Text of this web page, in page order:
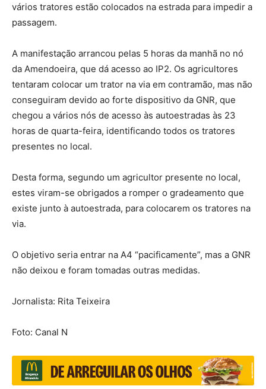
vários tratores estão colocados na estrada para impedir a
passagem.
A manifestação arrancou pelas 5 horas da manhã no nó
da Amendoeira, que dá acesso ao IP2. Os agricultores
tentaram colocar um trator na via em contramão, mas não
conseguiram devido ao forte dispositivo da GNR, que
chegou a vários nós de acesso às autoestradas às 23
horas de quarta-feira, identificando todos os tratores
presentes no local.
Desta forma, segundo um agricultor presente no local,
estes viram-se obrigados a romper o gradeamento que
existe junto à autoestrada, para colocarem os tratores na
via.
O objetivo seria entrar na A4 “pacificamente”, mas a GNR
não deixou e foram tomadas outras medidas.
Jornalista: Rita Teixeira
Foto: Canal N